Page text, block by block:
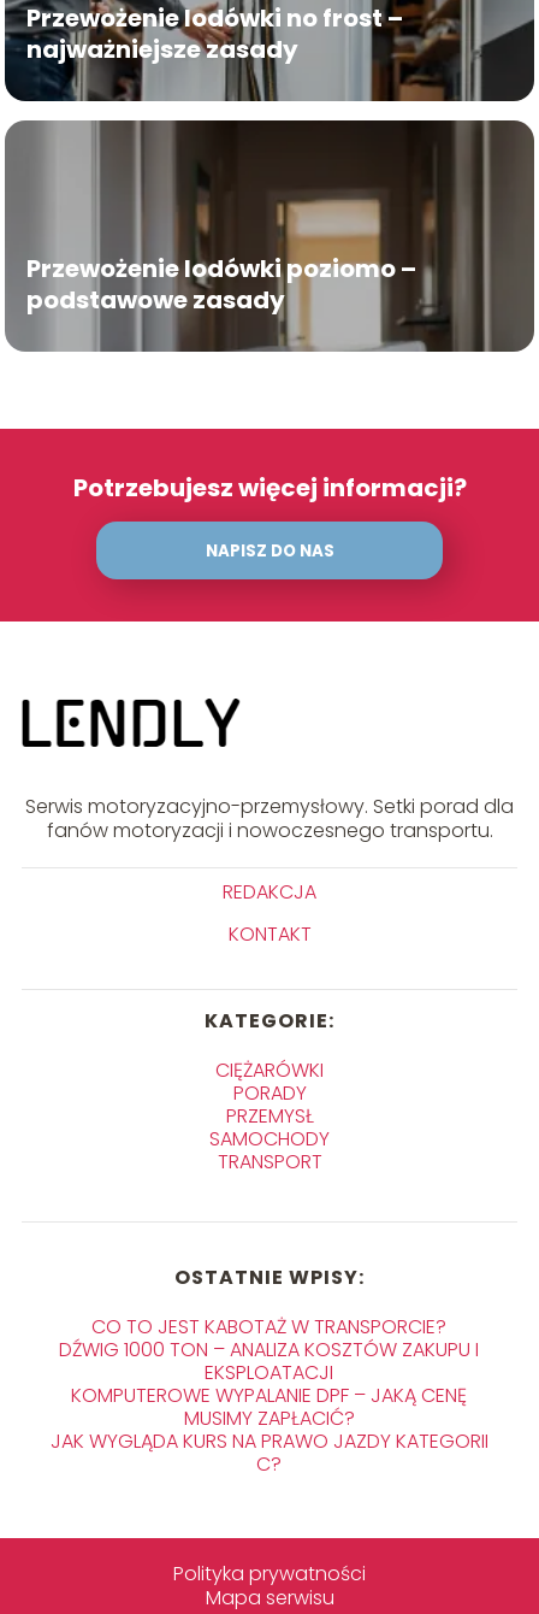
Przewożenie lodówki no frost –
najważniejsze zasady
Przewożenie lodówki poziomo –
podstawowe zasady
Potrzebujesz więcej informacji?
NAPISZ DO NAS
Serwis motoryzacyjno-przemysłowy. Setki porad dla
fanów motoryzacji i nowoczesnego transportu.
REDAKCJA
KONTAKT
KATEGORIE:
CIĘŻARÓWKI
PORADY
PRZEMYSŁ
SAMOCHODY
TRANSPORT
OSTATNIE WPISY:
CO TO JEST KABOTAŻ W TRANSPORCIE?
DŹWIG 1000 TON – ANALIZA KOSZTÓW ZAKUPU I
EKSPLOATACJI
KOMPUTEROWE WYPALANIE DPF – JAKĄ CENĘ
MUSIMY ZAPŁACIĆ?
JAK WYGLĄDA KURS NA PRAWO JAZDY KATEGORII
C?
Polityka prywatności
Mapa serwisu